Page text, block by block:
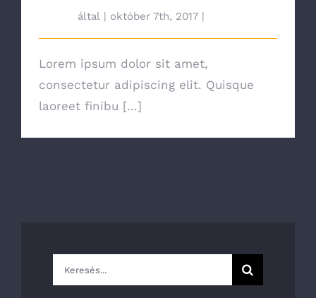
által | október 7th, 2017 |
Lorem ipsum dolor sit amet,
consectetur adipiscing elit. Quisque
laoreet finibu [...]
Keresés...